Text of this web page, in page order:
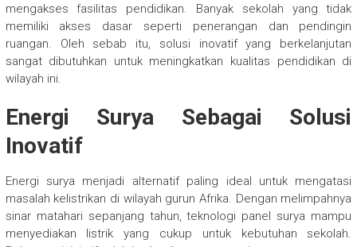
mengakses fasilitas pendidikan. Banyak sekolah yang tidak
memiliki akses dasar seperti penerangan dan pendingin
ruangan. Oleh sebab itu, solusi inovatif yang berkelanjutan
sangat dibutuhkan untuk meningkatkan kualitas pendidikan di
wilayah ini.
Energi Surya Sebagai Solusi
Inovatif
Energi surya menjadi alternatif paling ideal untuk mengatasi
masalah kelistrikan di wilayah gurun Afrika. Dengan melimpahnya
sinar matahari sepanjang tahun, teknologi panel surya mampu
menyediakan listrik yang cukup untuk kebutuhan sekolah.